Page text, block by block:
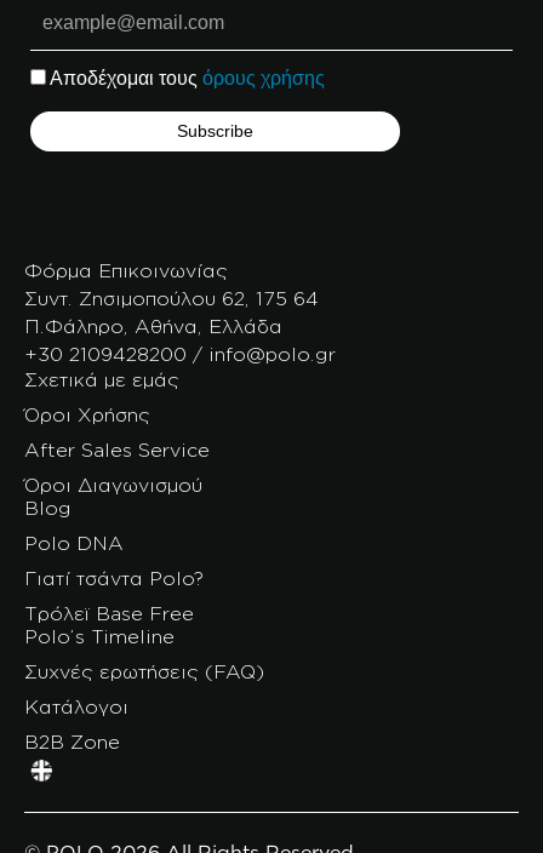
Αποδέχομαι τους όρους χρήσης
Φόρμα Επικοινωνίας
Συντ. Ζησιμοπούλου 62, 175 64
Π.Φάληρο, Αθήνα, Ελλάδα
+30 2109428200 / info@polo.gr
Σχετικά με εμάς
Όροι Χρήσης
After Sales Service
Όροι Διαγωνισμού
Blog
Polo DNA
Γιατί τσάντα Polo?
Τρόλεϊ Base Free
Polo’s Timeline
Συχνές ερωτήσεις (FAQ)
Κατάλογοι
B2B Zone